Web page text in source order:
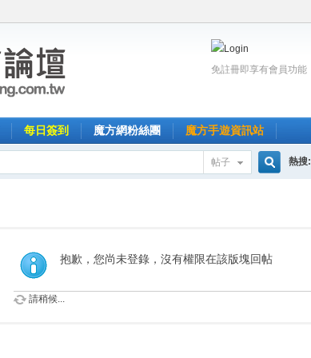
免註冊即享有會員功能
每日簽到 魔方網粉絲團 魔方手遊資訊站
帖子
索
熱搜:
抱歉，您尚未登錄，沒有權限在該版塊回帖
請稍候...